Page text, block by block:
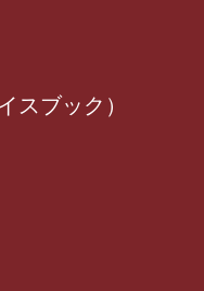
スブック）